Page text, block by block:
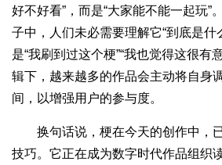
好不好看”，而是“大家能不能一起玩”
子中，人们未必需要理解它“到底是什
是“我刷到过这个梗”“我也觉得这很有
辑下，越来越多的作品会主动将自身
间，以增强用户的参与度。
换句话说，梗在今天的创作中，
技巧。它正在成为数字时代作品组织